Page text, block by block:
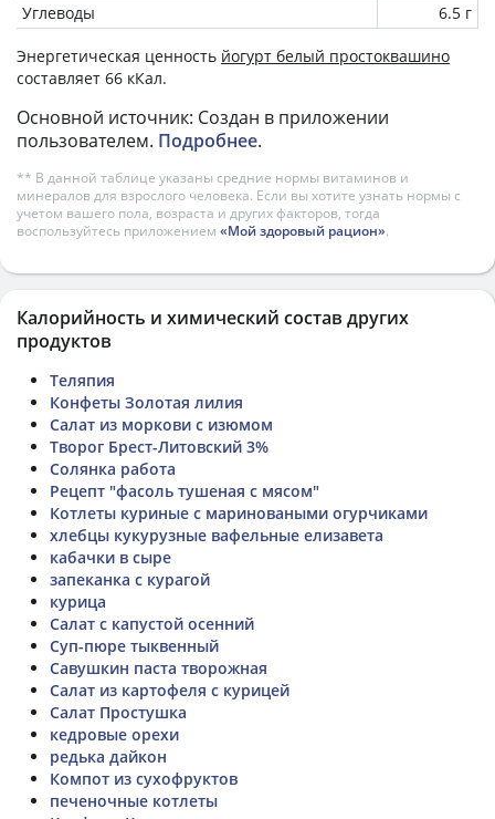
Углеводы
6.5 г
Энергетическая ценность йогурт белый простоквашино
составляет 66 кКал.
Основной источник: Создан в приложении
пользователем. Подробнее.
** В данной таблице указаны средние нормы витаминов и
минералов для взрослого человека. Если вы хотите узнать нормы с
учетом вашего пола, возраста и других факторов, тогда
воспользуйтесь приложением «Мой здоровый рацион».
Калорийность и химический состав других
продуктов
Теляпия
Конфеты Золотая лилия
Салат из моркови с изюмом
Творог Брест-Литовский 3%
Солянка работа
Рецепт "фасоль тушеная с мясом"
Котлеты куриные с мариноваными огурчиками
хлебцы кукурузные вафельные елизавета
кабачки в сыре
запеканка с курагой
курица
Салат с капустой осенний
Суп-пюре тыквенный
Савушкин паста творожная
Салат из картофеля с курицей
Салат Простушка
кедровые орехи
редька дайкон
Компот из сухофруктов
печеночные котлеты